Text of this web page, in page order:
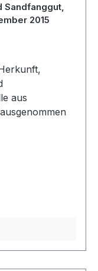
Sandfanggut,
2015
aus